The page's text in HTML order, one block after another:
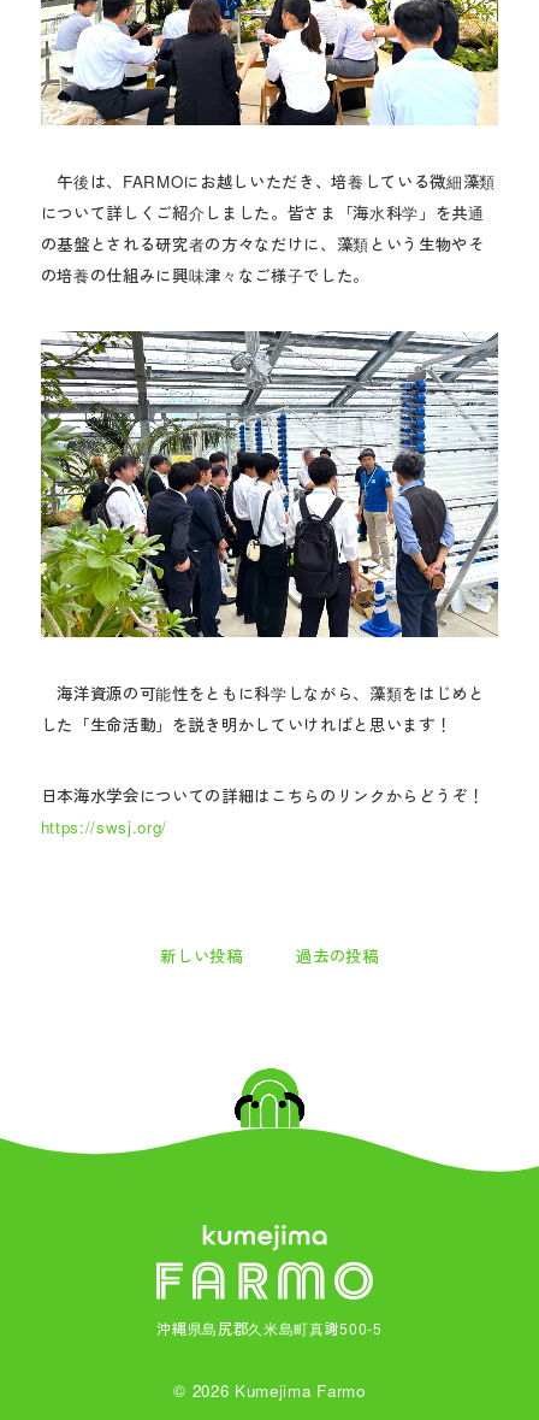
午後は、FARMOにお越しいただき、培養している微細藻類
について詳しくご紹介しました。皆さま「海水科学」を共通
の基盤とされる研究者の方々なだけに、藻類という生物やそ
の培養の仕組みに興味津々なご様子でした。
海洋資源の可能性をともに科学しながら、藻類をはじめと
した「生命活動」を説き明かしていければと思います！
日本海水学会についての詳細はこちらのリンクからどうぞ！
https://swsj.org/
新しい投稿 過去の投稿
沖縄県島尻郡久米島町真謝500-5
© 2026 Kumejima Farmo